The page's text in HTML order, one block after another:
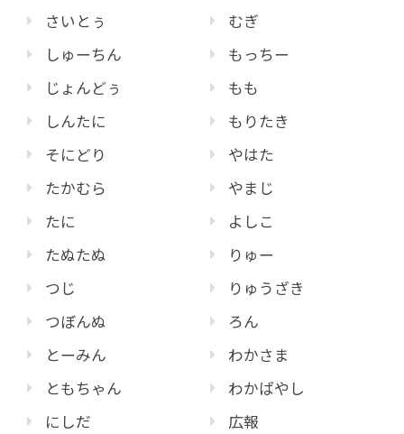
さいとぅ
しゅーちん
じょんどぅ
しんたに
そにどり
たかむら
たに
たぬたぬ
つじ
つぼんぬ
とーみん
ともちゃん
にしだ
むぎ
もっちー
もも
もりたき
やはた
やまじ
よしこ
りゅー
りゅうざき
ろん
わかさま
わかばやし
広報